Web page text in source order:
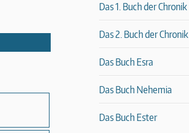
Das 1. Buch der Chronik
Das 2. Buch der Chronik
Das Buch Esra
Das Buch Nehemia
Das Buch Ester